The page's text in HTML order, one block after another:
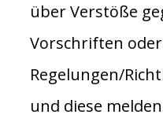
über Verstöße
Vorschriften
Regelungen/
und diese